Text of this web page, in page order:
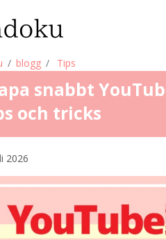
blogg Tips
snabbt
och tricks
2026